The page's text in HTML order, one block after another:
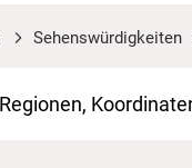
Sehenswürdigkeiten